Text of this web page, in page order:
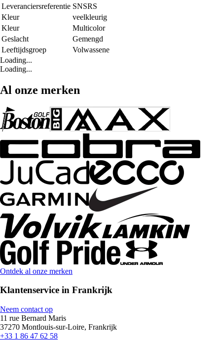
Leveranciersreferentie SNSRS
Kleur
veelkleurig
Kleur
Multicolor
Geslacht
Gemengd
Leeftijdsgroep
Volwassene
Loading...
Loading...
Al onze merken
Ontdek al onze merken
Klantenservice in Frankrijk
Neem contact op
11 rue Bernard Maris
37270 Montlouis-sur-Loire, Frankrijk
+33 1 86 47 62 58